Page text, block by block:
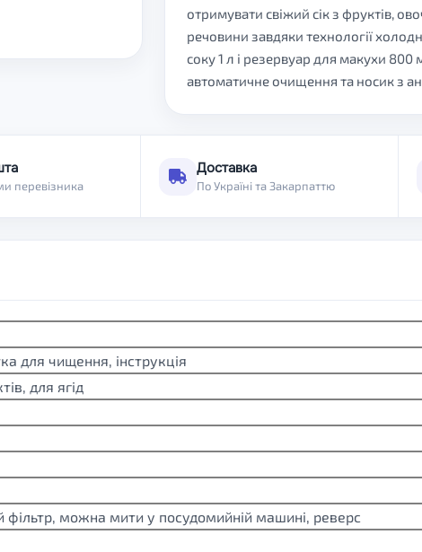
отримувати свіжий сік з фруктів,
речовини завдяки технології
соку 1 л і резервуар для макухи
автоматичне очищення та носик з
перевізника
Доставка
По Україні та Закарпаттю
для чищення, інструкція
для ягід
фільтр, можна мити у посудомийній машині, реверс